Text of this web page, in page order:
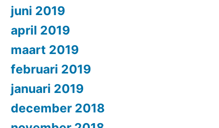
juni 2019
april 2019
maart 2019
februari 2019
januari 2019
december 2018